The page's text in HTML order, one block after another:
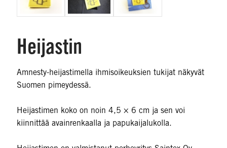
Heijastin
Amnesty-heijastimella ihmisoikeuksien tukijat näkyvät
Suomen pimeydessä.
Heijastimen koko on noin 4,5 × 6 cm ja sen voi
kiinnittää avainrenkaalla ja papukaijalukolla.